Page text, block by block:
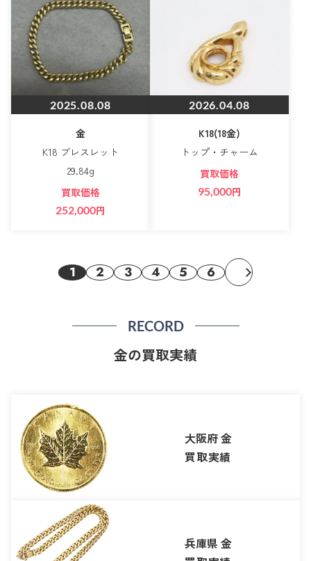
2025.08.08
金
K18 ブレスレット
29.84g
買取価格
252,000円
2026.04.08
K18(18金)
トップ・チャーム
買取価格
95,000円
1 2 3 4 5 6
RECORD
金の買取実績
大阪府 金
買取実績
兵庫県 金